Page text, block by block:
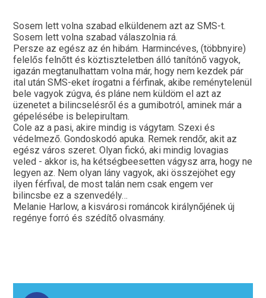
Sosem lett volna szabad elküldenem azt az SMS-t.
Sosem lett volna szabad válaszolnia rá.
Persze az egész az én hibám. Harmincéves, (többnyire)
felelős felnőtt és köztiszteletben álló tanítónő vagyok,
igazán megtanulhattam volna már, hogy nem kezdek pár
ital után SMS-eket írogatni a férfinak, akibe reménytelenül
bele vagyok zúgva, és pláne nem küldöm el azt az
üzenetet a bilincselésről és a gumibotról, aminek már a
gépelésébe is belepirultam.
Cole az a pasi, akire mindig is vágytam. Szexi és
védelmező. Gondoskodó apuka. Remek rendőr, akit az
egész város szeret. Olyan fickó, aki mindig lovagias
veled - akkor is, ha kétségbeesetten vágysz arra, hogy ne
legyen az. Nem olyan lány vagyok, aki összejöhet egy
ilyen férfival, de most talán nem csak engem ver
bilincsbe ez a szenvedély…
Melanie Harlow, a kisvárosi románcok királynőjének új
regénye forró és szédítő olvasmány.